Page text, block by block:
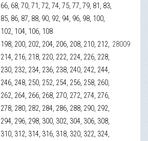
66, 68, 70, 71, 72, 74, 75, 77, 79, 81, 83,
85, 86, 87, 88, 90, 92, 94, 96, 98, 100,
102, 104, 106, 108
198, 200, 202, 204, 206, 208, 210, 212,
214, 216, 218, 220, 222, 224, 226, 228,
230, 232, 234, 236, 238, 240, 242, 244,
246, 248, 250, 252, 254, 256, 258, 260,
262, 264, 266, 268, 270, 272, 274, 276,
278, 280, 282, 284, 286, 288, 290, 292,
294, 296, 298, 300, 302, 304, 306, 308,
310, 312, 314, 316, 318, 320, 322, 324,
28009